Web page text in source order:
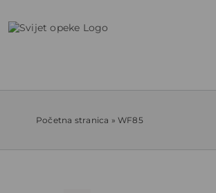
to
content
Početna stranica »WF85